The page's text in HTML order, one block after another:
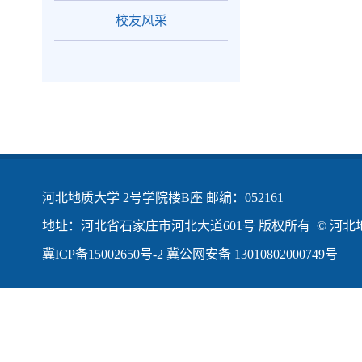
校友风采
河北地质大学 2号学院楼B座 邮编：052161
地址：河北省石家庄市河北大道601号 版权所有 © 河北
冀ICP备15002650号-2 冀公网安备 13010802000749号